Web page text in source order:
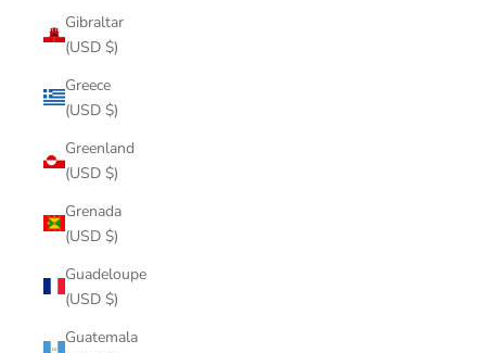
Gibraltar
(USD $)
Greece
(USD $)
Greenland
(USD $)
Grenada
(USD $)
Guadeloupe
(USD $)
Guatemala